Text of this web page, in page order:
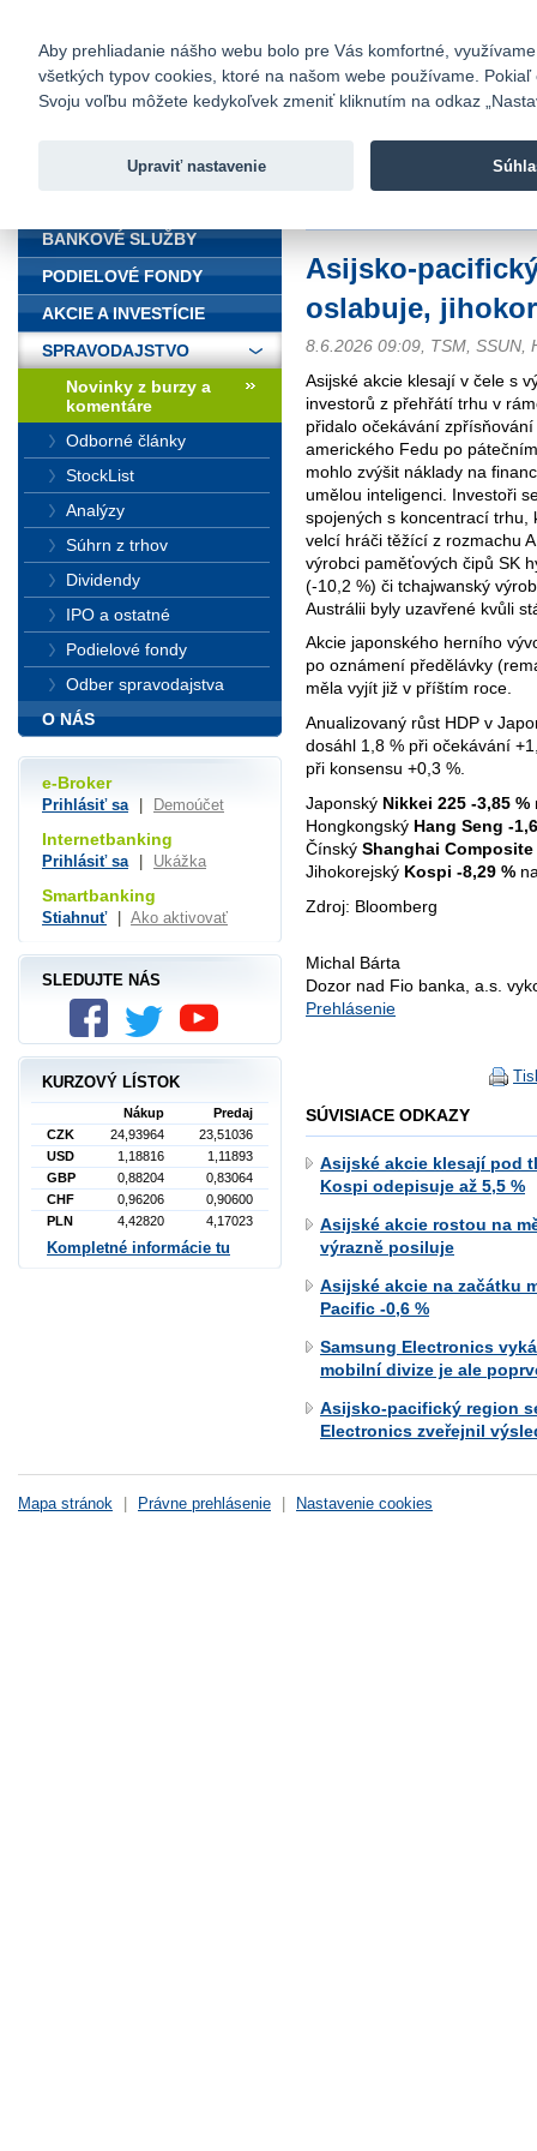
Fio banka
Fio banka
Asijsko-
oslabuje,
8.6.2026 09:09, TSM, SSUN,
Asijské akcie klesají v čele s
investorů z přehřátí trhu v
přidalo očekávání
amerického Fedu po
mohlo zvýšit náklady na
umělou inteligenci. Investoři
spojených s koncentrací
velcí hráči těžící z rozmachu
výrobci paměťových čipů SK
(-10,2 %) či tchajwanský
Austrálii byly uzavřené kvůli
Akcie japonského herního
po oznámení předělávky
měla vyjít již v příštím roce.
Anualizovaný růst HDP v
dosáhl 1,8 % při očekávání
při konsensu +0,3 %.
Japonský Nikkei 225 -3,85 %
Hongkongský Hang Seng -
Čínský Shanghai Composite
Jihokorejský Kospi -8,29 %
Zdroj: Bloomberg
Michal Bárta
Dozor nad Fio banka, a.s.
Prehlásenie
SÚVISIACE ODKAZY
Asijské akcie klesají pod
Kospi odepisuje až 5,5 %
Asijské akcie rostou na
výrazně posiluje
Asijské akcie na začátku
Pacific -0,6 %
Samsung Electronics
mobilní divize je ale
Asijsko-pacifický region
Electronics zveřejnil
BANKOVÉ SLUŽBY
PODIELOVÉ FONDY
AKCIE A INVESTÍCIE
SPRAVODAJSTVO
Novinky z burzy a
komentáre
Odborné články
StockList
Analýzy
Súhrn z trhov
Dividendy
IPO a ostatné
Podielové fondy
Odber spravodajstva
O NÁS
e-Broker
Prihlásiť sa Demoúčet
Internetbanking
Prihlásiť sa Ukážka
Smartbanking
Stiahnuť Ako aktivovať
SLEDUJTE NÁS
KURZOVÝ LÍSTOK
Nákup
Predaj
CZK
24,93964
23,51036
USD
1,18816
1,11893
GBP
0,88204
0,83064
CHF
0,96206
0,90600
PLN
4,42820 4,17023
Kompletné informácie tu
Mapa stránok Právne prehlásenie Nastavenie cookies
Aby prehliadanie nášho webu bolo pre Vás komfortné,
všetkých typov cookies, ktoré na našom webe používame.
Svoju voľbu môžete kedykoľvek zmeniť kliknutím na odkaz
Upraviť nastavenie